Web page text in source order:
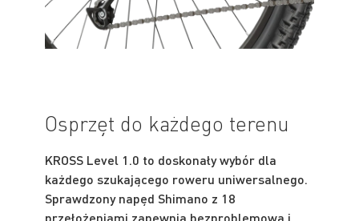
Osprzęt do każdego terenu
KROSS Level 1.0 to doskonały wybór dla
każdego szukającego roweru uniwersalnego.
Sprawdzony napęd Shimano z 18
przełożeniami zapewnia bezproblemową i